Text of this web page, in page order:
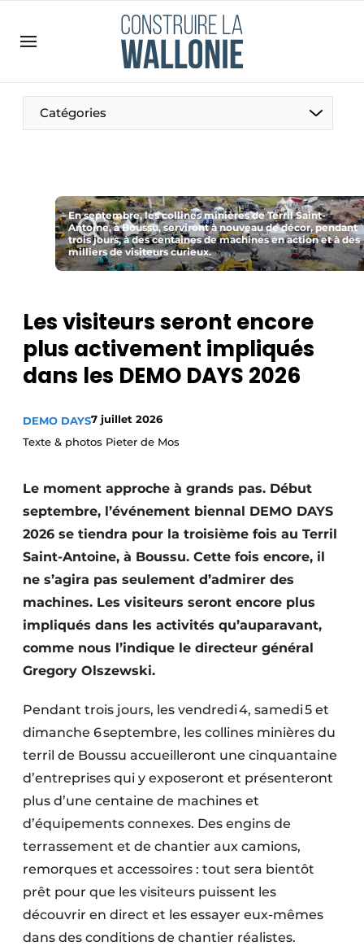
Emploi
Enregistrer une offre d’emploi
Meest gelezen
Newsletter
Podcasts
S’inscrire à l’événement
S’inscrire
Termes et conditions
Catégories
Construction bois
Contrôle d’accès
Éclairage
Fondations
Façades
Géotextiles
Infrastructures souterraines et égouttage
Protection solaire
Rénovation
Sécurité incendie
Software
Techniques ferroviaires
En septembre, les collines minières de Terril Saint-
Antoine, à Boussu, serviront à nouveau de décor, pendant
trois jours, à des centaines de machines en action et à des
milliers de visiteurs curieux.
Les visiteurs seront encore
plus activement impliqués
dans les DEMO DAYS 2026
DEMO DAYS7 juillet 2026
Texte & photos Pieter de Mos
Le moment approche à grands pas. Début
septembre, l’événement biennal DEMO DAYS
2026 se tiendra pour la troisième fois au Terril
Saint-Antoine, à Boussu. Cette fois encore, il
ne s’agira pas seulement d’admirer des
machines. Les visiteurs seront encore plus
impliqués dans les activités qu’auparavant,
comme nous l’indique le directeur général
Gregory Olszewski.
Pendant trois jours, les vendredi 4, samedi 5 et
dimanche 6 septembre, les collines minières du
terril de Boussu accueilleront une cinquantaine
d’entreprises qui y exposeront et présenteront
plus d’une centaine de machines et
d’équipements connexes. Des engins de
terrassement et de chantier aux camions,
remorques et accessoires : tout sera bientôt
prêt pour que les visiteurs puissent les
découvrir en direct et les essayer eux-mêmes
dans des conditions de chantier réalistes.